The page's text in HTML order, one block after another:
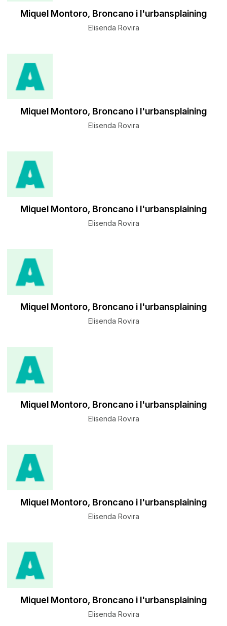
Miquel Montoro, Broncano i l'urbansplaining
Elisenda Rovira
Miquel Montoro, Broncano i l'urbansplaining
Elisenda Rovira
Miquel Montoro, Broncano i l'urbansplaining
Elisenda Rovira
Miquel Montoro, Broncano i l'urbansplaining
Elisenda Rovira
Miquel Montoro, Broncano i l'urbansplaining
Elisenda Rovira
Miquel Montoro, Broncano i l'urbansplaining
Elisenda Rovira
Miquel Montoro, Broncano i l'urbansplaining
Elisenda Rovira